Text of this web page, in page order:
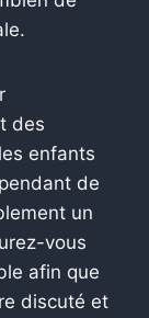
des
enfants
de
un
vous
afin que
discuté et